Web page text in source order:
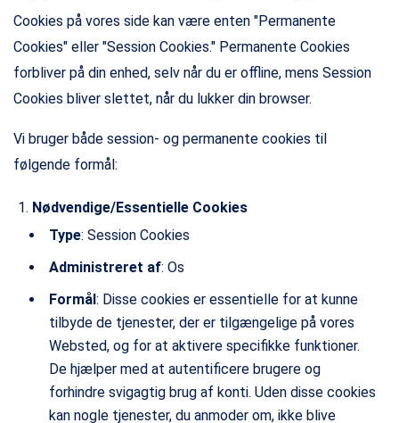
Cookies på vores side kan være enten "Permanente
Cookies" eller "Session Cookies." Permanente Cookies
forbliver på din enhed, selv når du er offline, mens Session
Cookies bliver slettet, når du lukker din browser.
Vi bruger både session- og permanente cookies til
følgende formål:
Nødvendige/Essentielle Cookies
Type: Session Cookies
Administreret af: Os
Formål : Disse cookies er essentielle for at kunne
tilbyde de tjenester, der er tilgængelige på vores
Websted, og for at aktivere specifikke funktioner.
De hjælper med at autentificere brugere og
forhindre svigagtig brug af konti. Uden disse cookies
kan nogle tjenester, du anmoder om, ikke blive